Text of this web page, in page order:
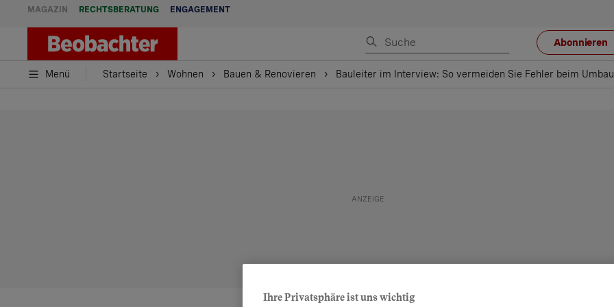
MAGAZIN RECHTSBERATUNG ENGAGEMENT
Abonnieren
Menü Startseite Wohnen Bauen & Renovieren Bauleiter im Interview: So vermeiden Sie Fehler beim Umbau
Ihre Privatsphäre ist uns wichtig